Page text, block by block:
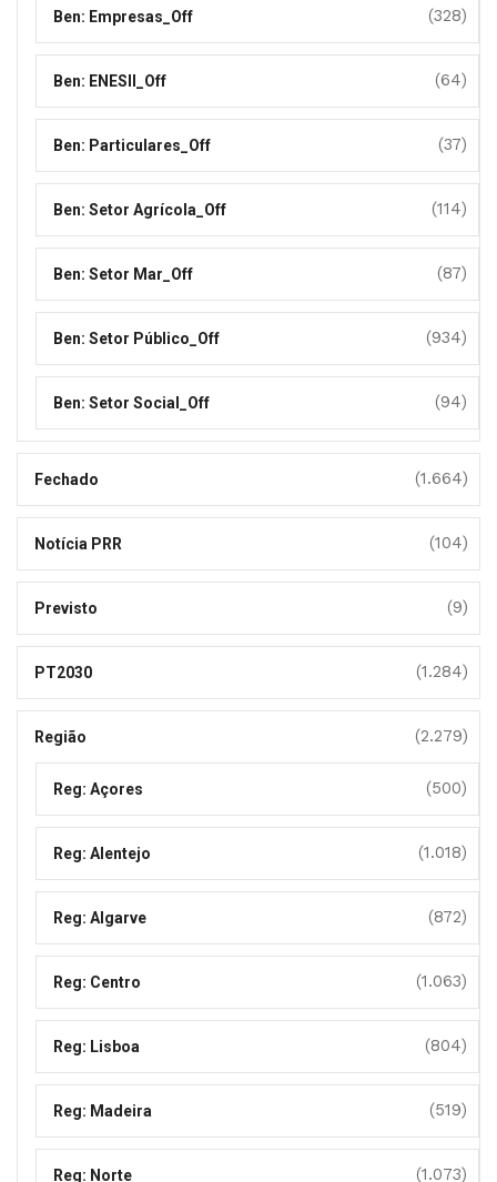
Ben: Empresas_Off (328)
Ben: ENESII_Off (64)
Ben: Particulares_Off (37)
Ben: Setor Agrícola_Off (114)
Ben: Setor Mar_Off (87)
Ben: Setor Público_Off (934)
Ben: Setor Social_Off (94)
Fechado (1.664)
Notícia PRR (104)
Previsto (9)
PT2030 (1.284)
Região (2.279)
Reg: Açores (500)
Reg: Alentejo (1.018)
Reg: Algarve (872)
Reg: Centro (1.063)
Reg: Lisboa (804)
Reg: Madeira (519)
Reg: Norte (1.073)